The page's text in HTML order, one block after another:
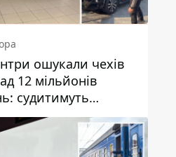
ошукали чехів
12 мільйонів
судитимуть
який
злочинну